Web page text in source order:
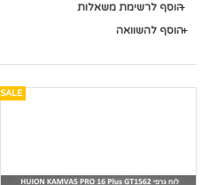
הוסף לרשימת משאלות
הוסף להשוואה
SALE